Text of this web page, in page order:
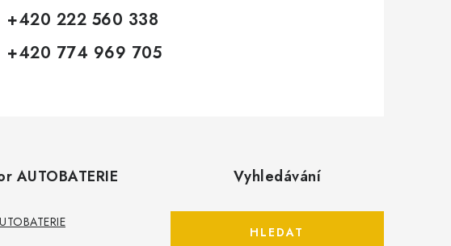
+420 222 560 338
+420 774 969 705
AUTOBATERIE Vyhledávání
HLEDAT